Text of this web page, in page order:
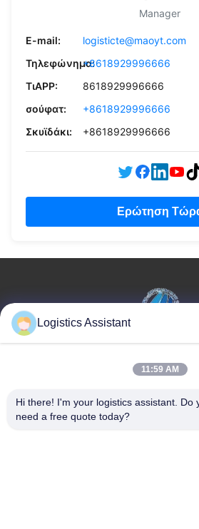
Manager
E-mail:
logisticte@maoyt.com
Τηλεφώνημα:+8618929996666
ΤιAPP:
8618929996666
σούφατ:
+8618929996666
Σκυϊδάκι:
+8618929996666
Ερώτηση
Επέλεξέ μας και δε θα μας
σύνδεσμοι
Logistics Assistant
11:59 AM
Hi there! I'm your logistics assistant. Do
need a free quote today?